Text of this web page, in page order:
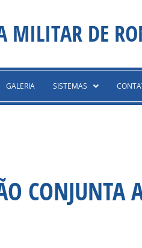
MILITAR DE
GALERIA SISTEMAS
CONJUNTA